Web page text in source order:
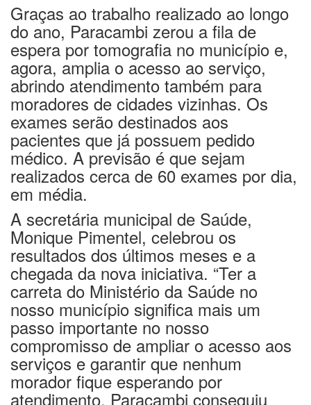
Graças ao trabalho realizado ao longo
do ano, Paracambi zerou a fila de
espera por tomografia no município e,
agora, amplia o acesso ao serviço,
abrindo atendimento também para
moradores de cidades vizinhas. Os
exames serão destinados aos
pacientes que já possuem pedido
médico. A previsão é que sejam
realizados cerca de 60 exames por dia,
em média.
A secretária municipal de Saúde,
Monique Pimentel, celebrou os
resultados dos últimos meses e a
chegada da nova iniciativa. “Ter a
carreta do Ministério da Saúde no
nosso município significa mais um
passo importante no nosso
compromisso de ampliar o acesso aos
serviços e garantir que nenhum
morador fique esperando por
atendimento. Paracambi conseguiu